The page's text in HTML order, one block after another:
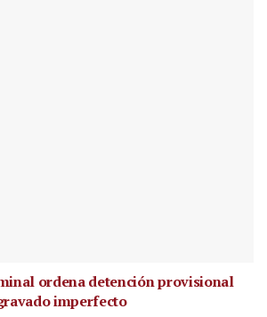
ordena detención provisional
imperfecto